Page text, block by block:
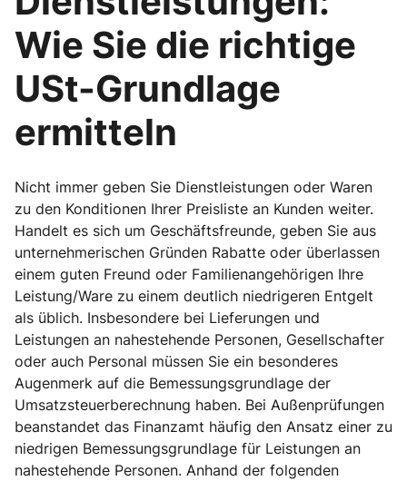
Wie Sie die richtige
USt-Grundlage
ermitteln
Nicht immer geben Sie Dienstleistungen oder Waren
zu den Konditionen Ihrer Preisliste an Kunden weiter.
Handelt es sich um Geschäftsfreunde, geben Sie aus
unternehmerischen Gründen Rabatte oder überlassen
einem guten Freund oder Familienangehörigen Ihre
Leistung/Ware zu einem deutlich niedrigeren Entgelt
als üblich. Insbesondere bei Lieferungen und
Leistungen an nahestehende Personen, Gesellschafter
oder auch Personal müssen Sie ein besonderes
Augenmerk auf die Bemessungsgrundlage der
Umsatzsteuerberechnung haben. Bei Außenprüfungen
beanstandet das Finanzamt häufig den Ansatz einer zu
niedrigen Bemessungsgrundlage für Leistungen an
nahestehende Personen. Anhand der folgenden